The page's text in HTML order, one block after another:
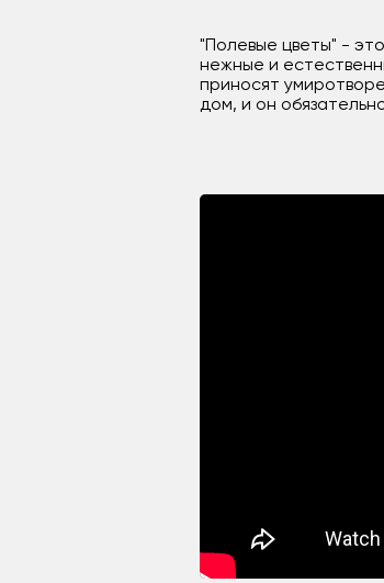
"Полевые цветы" -
нежные и
приносят
дом, и он